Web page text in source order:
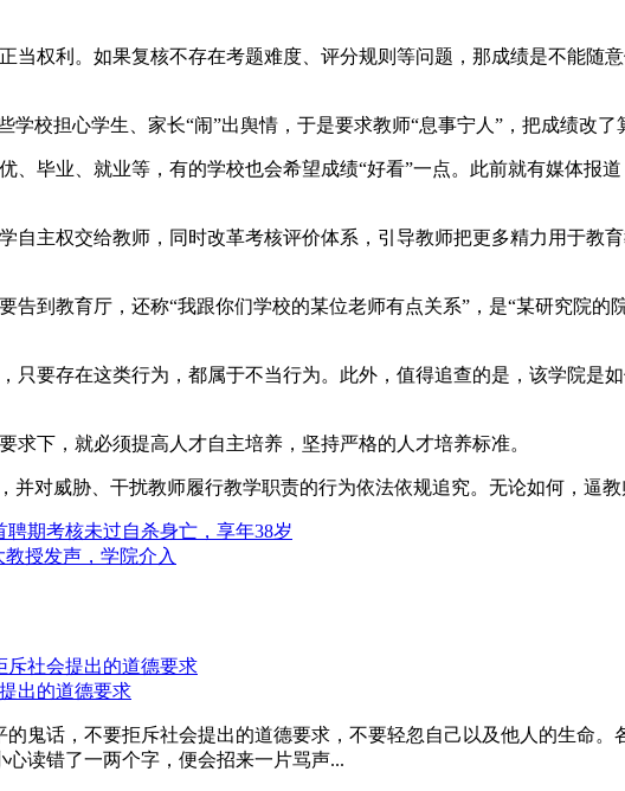
当权利。如果复核不存在考题难度、评分规则等问题，那成绩是不能随
校担心学生、家长“闹”出舆情，于是要求教师“息事宁人”，把成绩改了
、毕业、就业等，有的学校也会希望成绩“好看”一点。此前就有媒体报
自主权交给教师，同时改革考核评价体系，引导教师把更多精力用于教
告到教育厅，还称“我跟你们学校的某位老师有点关系”，是“某研究院
只要存在这类行为，都属于不当行为。此外，值得追查的是，该学院是
求下，就必须提高人才自主培养，坚持严格的人才培养标准。
并对威胁、干扰教师履行教学职责的行为依法依规追究。无论如何，逼
期考核未过自杀身亡，享年38岁
授发声，学院介入
出的道德要求
鬼话，不要拒斥社会提出的道德要求，不要轻忽自己以及他人的生命
读错了一两个字，便会招来一片骂声...